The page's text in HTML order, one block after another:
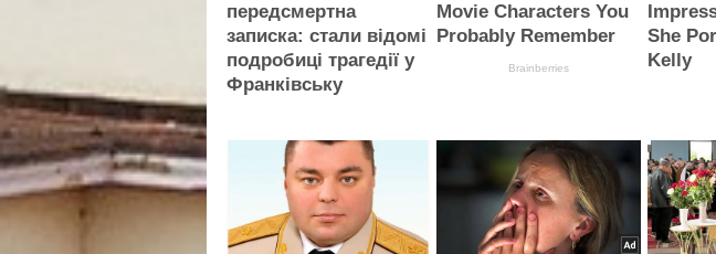
передсмертна
записка: стали відомі
подробиці трагедії у
Франківську
Movie Characters You
Probably Remember
Brainberries
She
Kelly